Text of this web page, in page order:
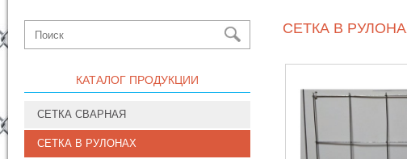
КАТАЛОГ ПРОДУКЦИИ
СЕТКА СВАРНАЯ
СЕТКА В РУЛОНАХ
СЕТКА В